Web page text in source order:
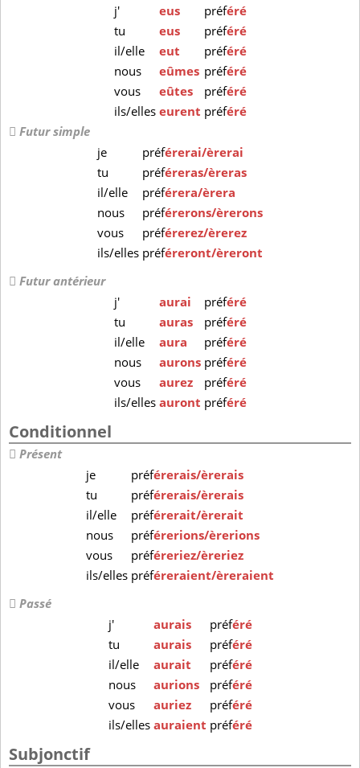
j'
eus préféré
tu
eus préféré
il/elle
eut préféré
nous
eûmes préféré
vous
eûtes préféré
ils/elles eurent préféré
Futur simple
je
préférerai/èrerai
tu
préféreras/èreras
il/elle
préférera/èrera
nous
préférerons/èrerons
vous
préférerez/èrerez
ils/elles préféreront/èreront
Futur antérieur
j'
aurai préféré
tu
auras préféré
il/elle
aura préféré
nous
aurons préféré
vous
aurez préféré
ils/elles auront préféré
Conditionnel
Présent
je
préférerais/èrerais
tu
préférerais/èrerais
il/elle
préférerait/èrerait
nous
préférerions/èrerions
vous
préféreriez/èreriez
ils/elles préféreraient/èreraient
Passé
j'
aurais préféré
tu
aurais préféré
il/elle
aurait préféré
nous
aurions préféré
vous
auriez préféré
ils/elles auraient préféré
Subjonctif